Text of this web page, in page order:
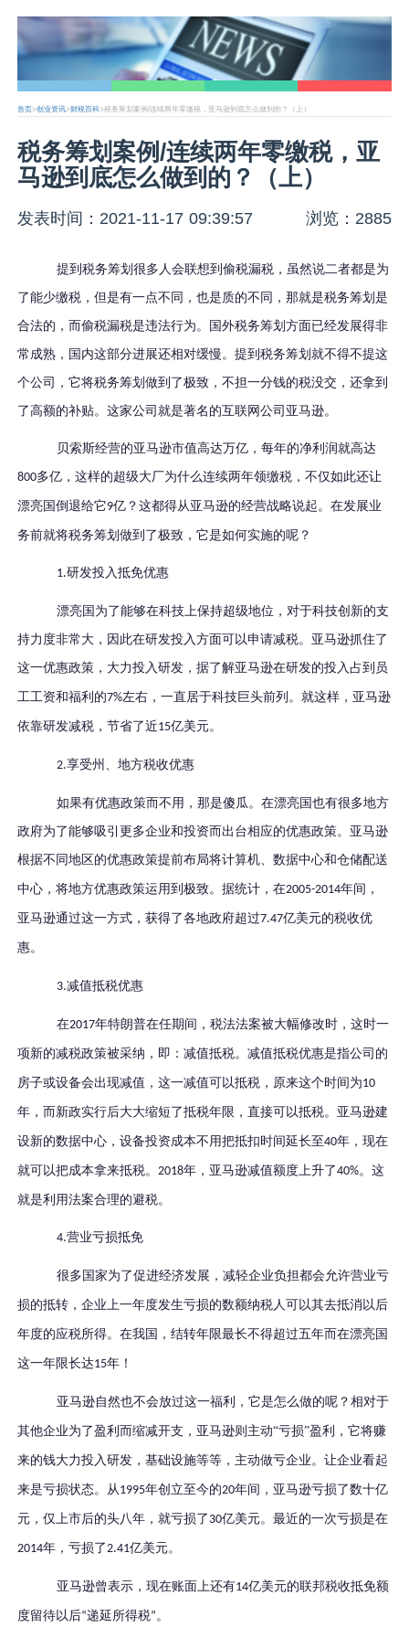
首页>创业资讯>财税百科>税务筹划案例/连续两年零缴税，亚马逊到底怎么做到的？（上）
税务筹划案例/连续两年零缴税，亚
马逊到底怎么做到的？（上）
发表时间：2021-11-17 09:39:57 浏览：2885
提到税务筹划很多人会联想到偷税漏税，虽然说二者都是为
了能少缴税，但是有一点不同，也是质的不同，那就是税务筹划是
合法的，而偷税漏税是违法行为。国外税务筹划方面已经发展得非
常成熟，国内这部分进展还相对缓慢。提到税务筹划就不得不提这
个公司，它将税务筹划做到了极致，不担一分钱的税没交，还拿到
了高额的补贴。这家公司就是著名的互联网公司亚马逊。
贝索斯经营的亚马逊市值高达万亿，每年的净利润就高达
800多亿，这样的超级大厂为什么连续两年领缴税，不仅如此还让
漂亮国倒退给它9亿？这都得从亚马逊的经营战略说起。在发展业
务前就将税务筹划做到了极致，它是如何实施的呢？
1.研发投入抵免优惠
漂亮国为了能够在科技上保持超级地位，对于科技创新的支
持力度非常大，因此在研发投入方面可以申请减税。亚马逊抓住了
这一优惠政策，大力投入研发，据了解亚马逊在研发的投入占到员
工工资和福利的7%左右 ，一直居于科技巨头前列。就这样，亚马逊
依靠研发减税，节省了近15亿美元。
2.享受州、地方税收优惠
如果有优惠政策而不用，那是傻瓜。在漂亮国也有很多地方
政府为了能够吸引更多企业和投资而出台相应的优惠政策。亚马逊
根据不同地区的优惠政策提前布局将计算机、数据中心和仓储配送
中心 ，将地方优惠政策运用到极致。据统计，在2005-2014年间，
亚马逊通过这一方式，获得了各地政府超过7.47亿美元的税收优
惠。
3.减值抵税优惠
在2017年特朗普在任期间 ，税法法案被大幅修改时，这时一
项新的减税政策被采纳，即 ：减值抵税。减值抵税优惠是指公司的
房子或设备会出现减值，这一减值可以抵税，原来这个时间为10
年，而新政实行后大大缩短了抵税年限，直接可以抵税。 亚马逊建
设新的数据中心，设备投资成本不用把抵扣时间延长至40年，现在
就可以把成本拿来抵税。2018年，亚马逊减值额度上升了40%。这
就是利用法案合理的避税。
4.营业亏损抵免
很多国家为了促进经济发展，减轻企业负担都会允许营业亏
损的抵转 ，企业上一年度发生亏损的数额纳税人可以其去抵消以后
年度的应税所得。在我国 ，结转年限最长不得超过五年而在漂亮国
这一年限长达15年！
亚马逊自然也不会放过这一福利 ，它是怎么做的呢？相对于
其他企业为了盈利而缩减开支，亚马逊则主动“亏损”盈利，它将赚
来的钱大力投入研发，基础设施等等， 主动做亏企业。让企业看起
来是亏损状态。 从1995年创立至今的20年间，亚马逊亏损了数十亿
元，仅上市后的头八年，就亏损了 30亿美元。最近的一次亏损是在
2014年，亏损了2.41亿美元。
亚马逊曾表示，现在账面上还有14亿美元的联邦税收抵免额
度留待以后“递延所得税”。